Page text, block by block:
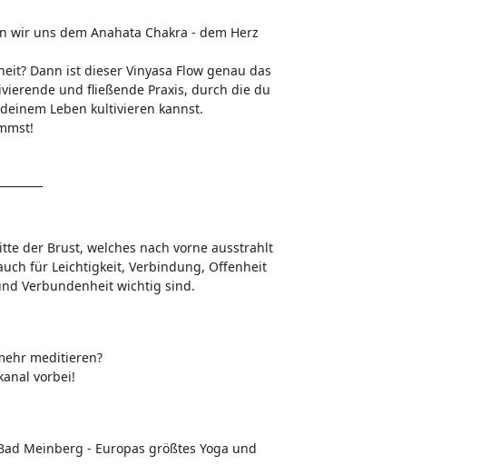
wir uns dem Anahata Chakra - dem Herz
Dann ist dieser Vinyasa Flow genau das
und fließende Praxis, durch die du
Leben kultivieren kannst.
der Brust, welches nach vorne ausstrahlt
für Leichtigkeit, Verbindung, Offenheit
Verbundenheit wichtig sind.
meditieren?
vorbei!
Meinberg - Europas größtes Yoga und